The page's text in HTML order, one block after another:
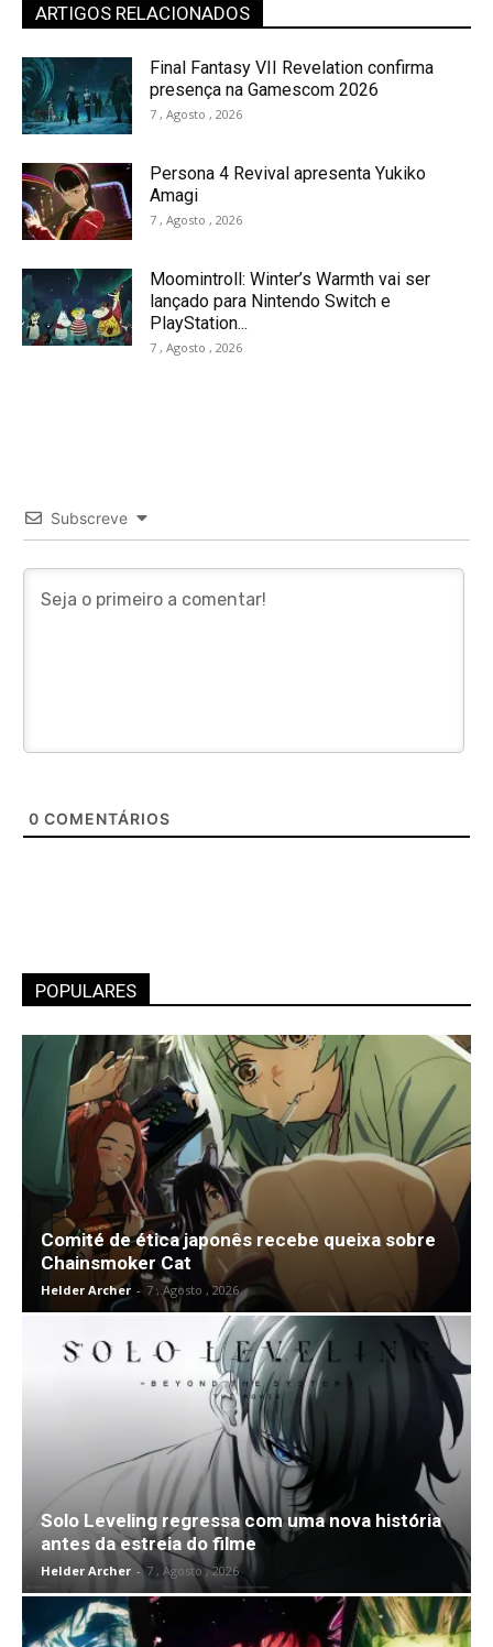
ARTIGOS RELACIONADOS
Final Fantasy VII Revelation confirma
presença na Gamescom 2026
7 , Agosto , 2026
Persona 4 Revival apresenta Yukiko
Amagi
7 , Agosto , 2026
Moomintroll: Winter’s Warmth vai ser
lançado para Nintendo Switch e
PlayStation...
7 , Agosto , 2026
Subscreve
0 COMENTÁRIOS
POPULARES
Comité de ética japonês recebe queixa sobre
Chainsmoker Cat
Helder Archer - 7 , Agosto , 2026
Solo Leveling regressa com uma nova história
antes da estreia do filme
Helder Archer - 7 , Agosto , 2026